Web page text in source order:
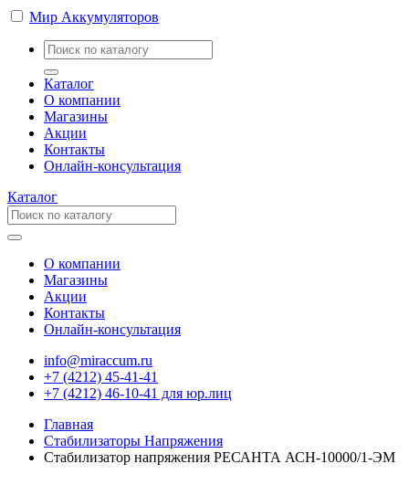
Мир Аккумуляторов
Каталог
О компании
Магазины
Акции
Контакты
Онлайн-консультация
Каталог
О компании
Магазины
Акции
Контакты
Онлайн-консультация
info@miraccum.ru
+7 (4212) 45-41-41
+7 (4212) 46-10-41 для юр.лиц
Главная
Стабилизаторы Напряжения
Стабилизатор напряжения РЕСАНТА АСН-10000/1-ЭМ